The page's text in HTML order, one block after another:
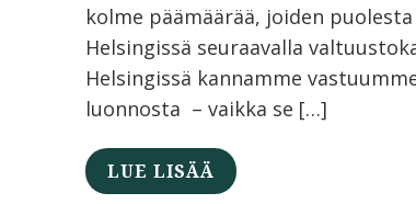
kolme päämäärää, joiden
Helsingissä seuraavalla
Helsingissä kannamme
luonnosta – vaikka se […]
LUE LISÄÄ